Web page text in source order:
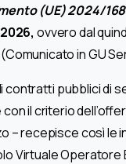
(UE) 2024/
ovvero dal
in GU
contratti pubblici di
il criterio
– recepisce così le
Virtuale